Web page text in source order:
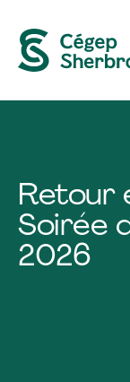
Retour
Soirée
2026